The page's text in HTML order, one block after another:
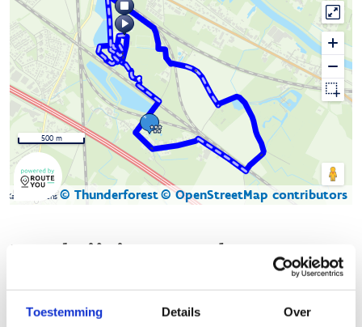
Toestemming Details Over
Kaartgegevens© Thunderforest© OpenStreetMap contributors
500 m
Beschrijving van de route
recreatiecentrum Kouterslag (Kouterslag 3 9090 Melle). De